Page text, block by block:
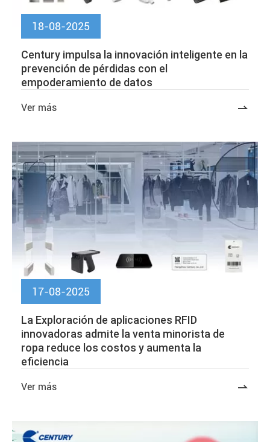
18-08-2025
Century impulsa la innovación inteligente en la
prevención de pérdidas con el
empoderamiento de datos
Ver más 
17-08-2025
La Exploración de aplicaciones RFID
innovadoras admite la venta minorista de
ropa reduce los costos y aumenta la
eficiencia
Ver más 